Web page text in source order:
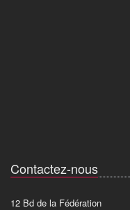
Contactez-nous
12 Bd de la Fédération